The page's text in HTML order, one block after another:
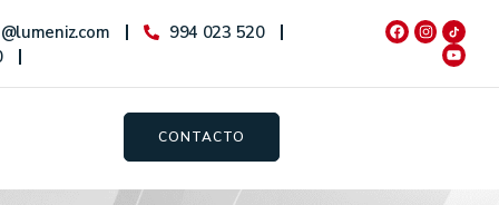
994 023 520
CONTACTO